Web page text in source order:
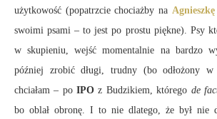
użytkowość (popatrzcie chociażby na
swoimi psami – to jest po prostu piękne). Psy
w skupieniu, wejść momentalnie na bardzo
później zrobić długi, trudny (bo odłożony w
chciałam – poIPO z Budzikiem, którego de
bo oblał obronę. I to nie dlatego, że był nie